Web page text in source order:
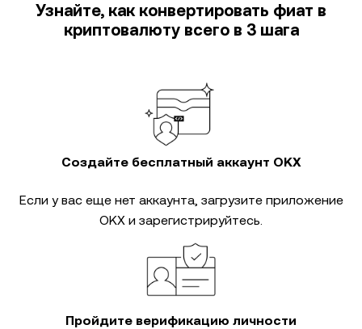
Узнайте, как конвертировать фиат в
криптовалюту всего в 3 шага
Создайте бесплатный аккаунт OKX
Если у вас еще нет аккаунта, загрузите приложение
OKX и зарегистрируйтесь.
Пройдите верификацию личности